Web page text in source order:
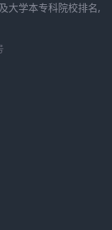
大学本专科院校排名,